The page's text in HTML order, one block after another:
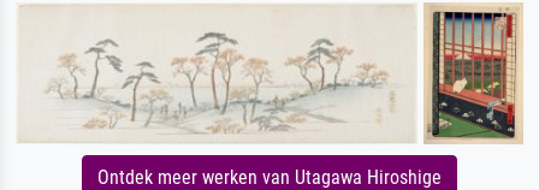
Ontdek meer werken van Utagawa Hiroshige